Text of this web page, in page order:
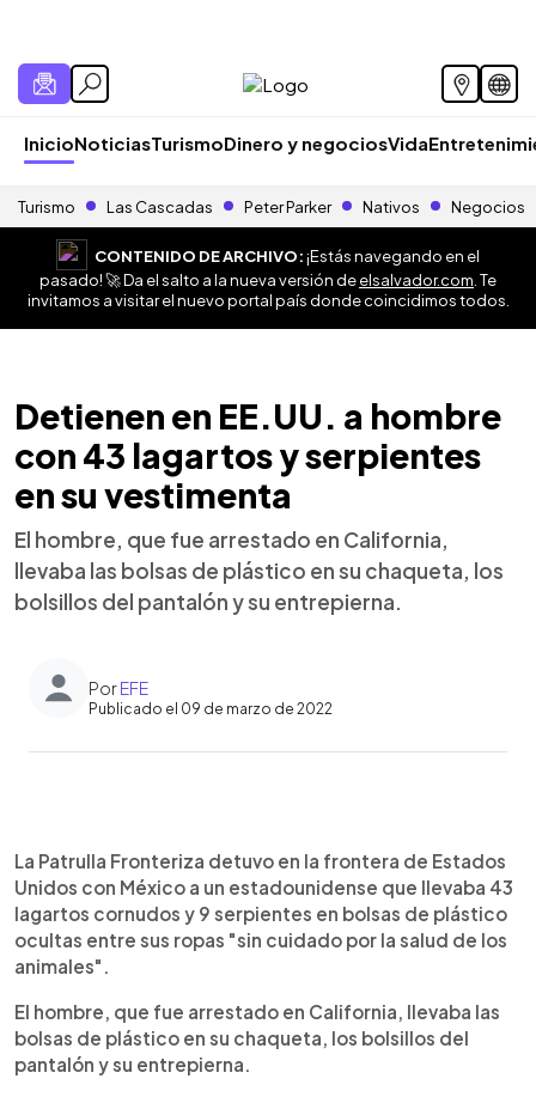
InicioNoticiasTurismoDinero y negociosVida
Turismo Las Cascadas Peter Parker Nativos Negocios
CONTENIDO DE ARCHIVO:¡Estás navegando en el
pasado! 🚀 Da el salto a la nueva versión deelsalvador.com . Te
invitamos a visitar el nuevo portal país donde coincidimos todos.
Detienen en EE.UU. a hombre
con 43 lagartos y serpientes
en su vestimenta
El hombre, que fue arrestado en California,
llevaba las bolsas de plástico en su chaqueta, los
bolsillos del pantalón y su entrepierna.
PorEFE
Publicado el 09 de marzo de 2022
► Escuchar artículo
La Patrulla Fronteriza detuvo en la frontera de Estados
Unidos con México a un estadounidense que llevaba 43
lagartos cornudos y 9 serpientes en bolsas de plástico
ocultas entre sus ropas "sin cuidado por la salud de los
animales".
El hombre, que fue arrestado en California, llevaba las
bolsas de plástico en su chaqueta, los bolsillos del
pantalón y su entrepierna.